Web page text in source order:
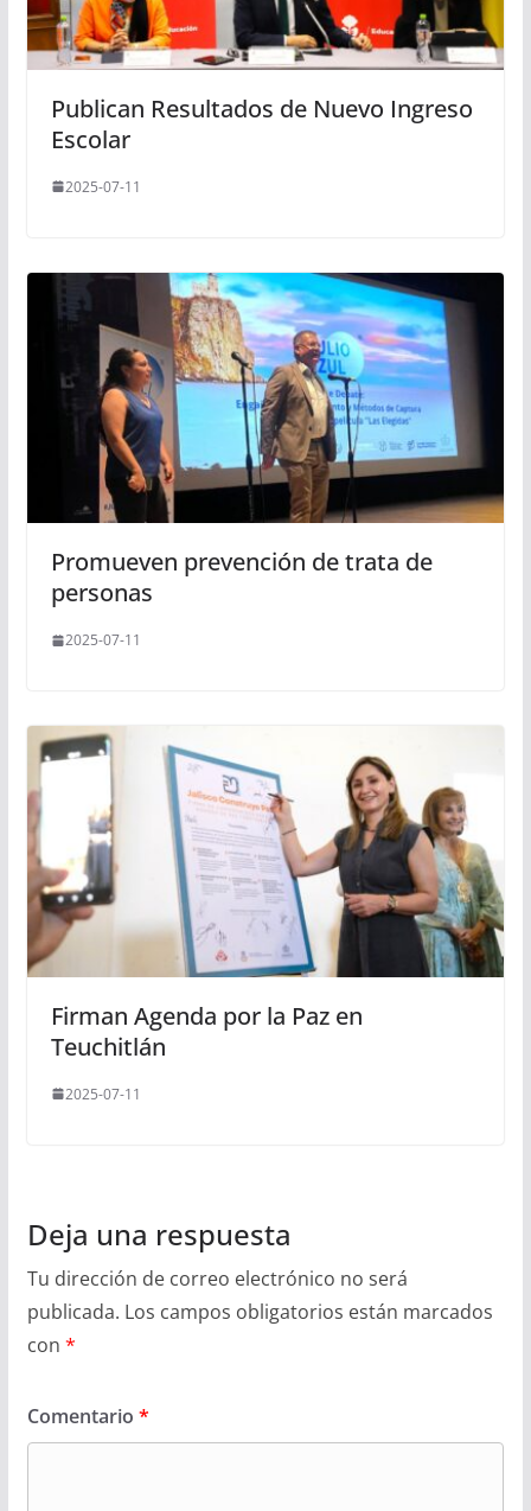
Publican Resultados de Nuevo Ingreso
Escolar
2025-07-11
Promueven prevención de trata de
personas
2025-07-11
Firman Agenda por la Paz en
Teuchitlán
2025-07-11
Deja una respuesta
Tu dirección de correo electrónico no será
publicada. Los campos obligatorios están marcados
con *
Comentario *